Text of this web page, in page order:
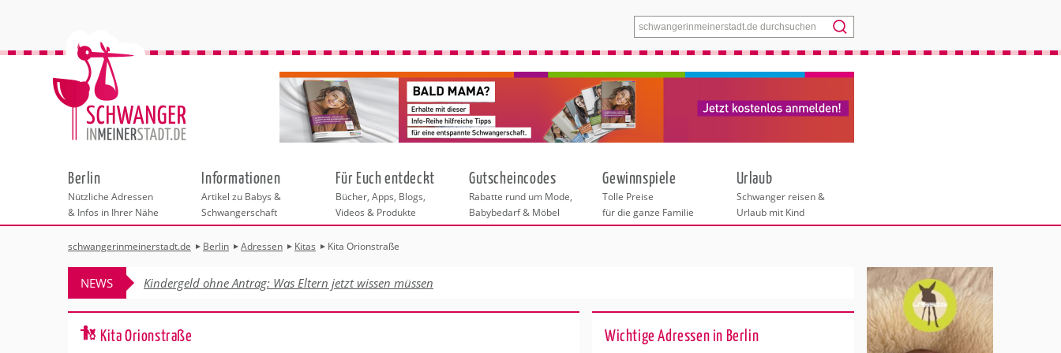
Menü
Berlin
Nützliche Adressen
& Infos in Ihrer Nähe
Städteauswahl
Adressen
Hebammen
Geburtshäuser
Frauenärzte
Behördengänge &
Checklisten
Beratungsstellen
Kinderwunschzentren Berlin
Schwangerschaftskurse
Erste Hilfe & Beratung
Rückbildung
Shopping
Wellness & Gesundheit
Fotografie & Dienstleistungen
Informationen
Artikel zu Babys &
Schwangerschaft
Für Euch entdeckt
Bücher, Apps, Blogs,
Videos & Produkte
Gutscheincodes
Rabatte rund um Mode,
Babybedarf & Möbel
Gewinnspiele
Tolle Preise
für die ganze Familie
Urlaub
Schwanger reisen &
Urlaub mit Kind
schwangerinmeinerstadt.de Berlin Adressen Kitas Kita Orionstraße
NEWS Kindergeld ohne Antrag: Was Eltern jetzt wissen müssen
Kita Orionstraße Wichtige Adressen in Berlin